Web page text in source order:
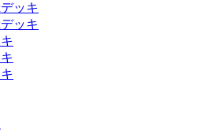
ッキ
ッキ